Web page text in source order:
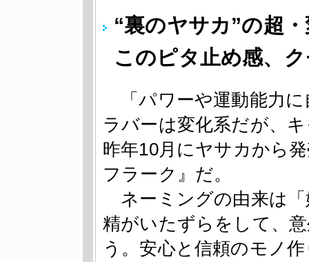
“裏のヤサカ”の超
このピタ止め感、
「パワーや運動能力に
ラバーは変化系だが、
昨年10月にヤサカから
フラーク』だ。
ネーミングの由来は「
精がいたずらをして、
う。安心と信頼のモノ